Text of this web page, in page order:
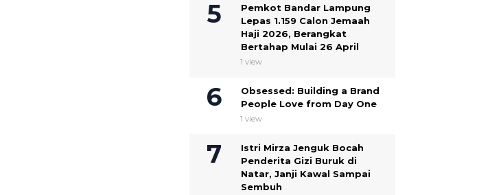
Pemkot Bandar Lampung
Lepas 1.159 Calon Jemaah
Haji 2026, Berangkat
Bertahap Mulai 26 April
1 view
Obsessed: Building a Brand
People Love from Day One
1 view
Istri Mirza Jenguk Bocah
Penderita Gizi Buruk di
Natar, Janji Kawal Sampai
Sembuh